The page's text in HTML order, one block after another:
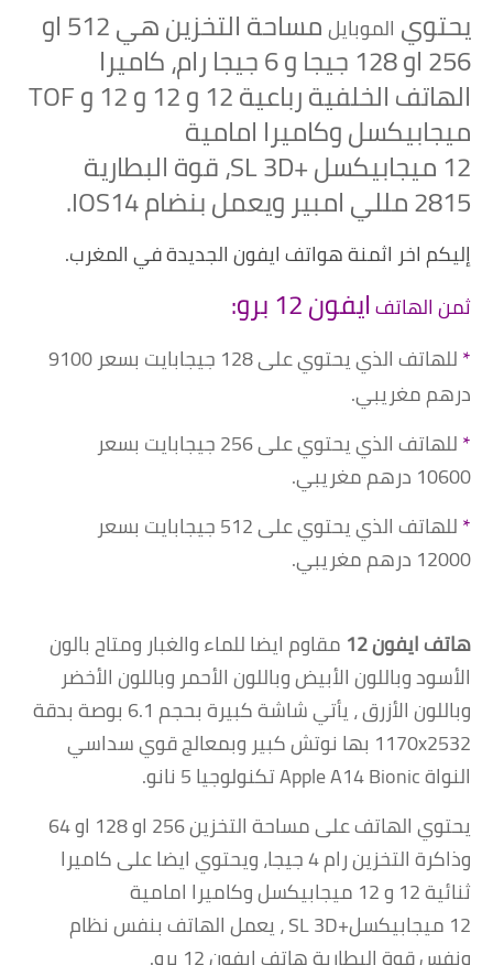
يحتوي الموبايل مساحة التخزين هي 512 او
256 او 128 جيجا و 6 جيجا رام، كاميرا
الهاتف الخلفية رباعية 12 و 12 و 12 و TOF
ميجابيكسلوكاميرا امامية
12ميجابيكسل+SL 3D ، قوة البطارية
2815 مللي امبير ويعمل بنضام IOS14.
إليكم اخر اثمنة هواتف ايفون الجديدة في المغرب.
ثمن الهاتفايفون 12 برو :
*
للهاتف الذي يحتوي على 128 جيجابايت بسعر 9100
درهم مغريبي.
*
للهاتف الذي يحتوي على 256 جيجابايت بسعر
10600 درهم مغريبي.
*
للهاتف الذي يحتوي على 512 جيجابايت بسعر
12000 درهم مغريبي.
هاتف ايفون 12
مقاوم ايضا للماء والغبار ومتاح بالون
الأسود وباللون الأبيض وباللون الأحمر وباللون الأخضر
وباللون الأزرق ، يأتي شاشة كبيرة بحجم 6.1 بوصة بدقة
1170x2532 بها نوتش كبير وبمعالج قوي سداسي
النواة Apple A14 Bionic تكنولوجيا 5 نانو.
يحتوي الهاتف على مساحة التخزين 256 او 128 او 64
وذاكرة التخزين رام 4 جيجا، ويحتوي ايضا على كاميرا
ثنائية 12 و 12 ميجابيكسل وكاميرا امامية
12 ميجابيكسل+SL 3D ، يعمل الهاتف بنفس نظام